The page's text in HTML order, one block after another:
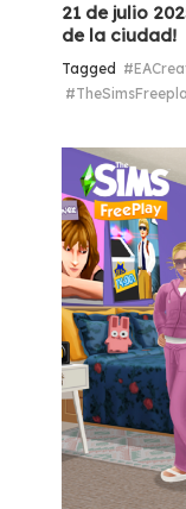
21 de julio
de la ciudad!
Tagged